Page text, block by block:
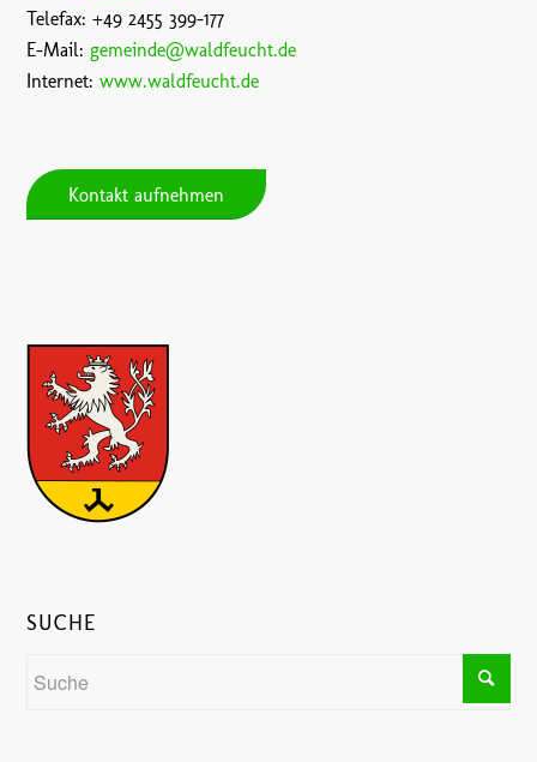
Telefax: +49 2455 399-177
E-Mail: gemeinde@waldfeucht.de
Internet:www.waldfeucht.de
Kontakt aufnehmen
SUCHE